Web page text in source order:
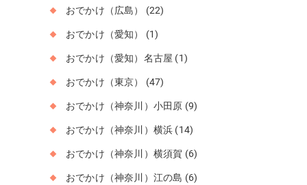
おでかけ（広島） (22)
おでかけ（愛知） (1)
おでかけ（愛知）名古屋 (1)
おでかけ（東京） (47)
おでかけ（神奈川）小田原 (9)
おでかけ（神奈川）横浜 (14)
おでかけ（神奈川）横須賀 (6)
おでかけ（神奈川）江の島 (6)